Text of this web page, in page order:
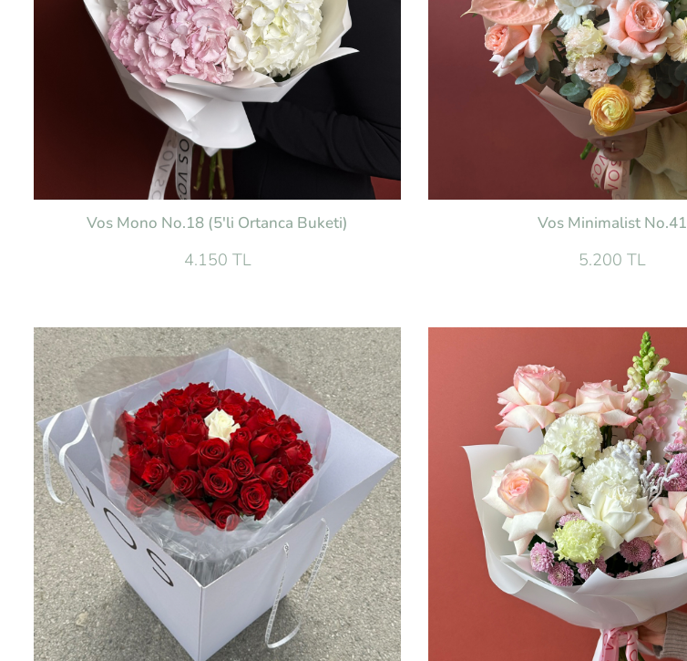
Vos Mono No.18 (5'li Ortanca Buketi)
4.150 TL
Vos Minimalist No.41
5.200 TL